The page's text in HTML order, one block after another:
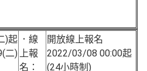
)起
二)
．線
上報
名：
開放線上報名
2022/03/08 00:00起
(24小時制)